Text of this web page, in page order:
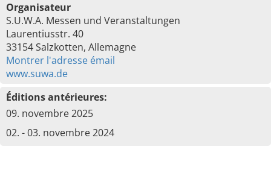
Organisateur
S.U.W.A. Messen und Veranstaltungen
Laurentiusstr. 40
33154 Salzkotten, Allemagne
Montrer l'adresse émail
www.suwa.de
Éditions antérieures:
09. novembre 2025
02. - 03. novembre 2024